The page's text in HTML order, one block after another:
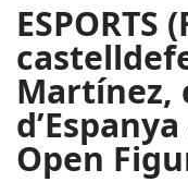
ESPORTS
Martínez,
Open